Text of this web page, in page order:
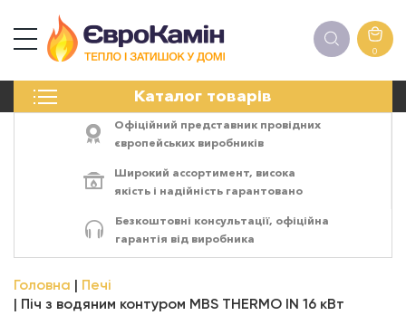
0
Каталог товарів
ПЕЧІ
ЕЛЕКТРОКАМІНИ
АКСЕСУАРИ
Офіційний представник провідних
європейських виробників
Широкий ассортимент, висока
якість і надійність гарантовано
Безкоштовні консультації, офіційна
гарантія від виробника
Головна
Печі
Піч з водяним контуром MBS THERMO IN 16 кВт